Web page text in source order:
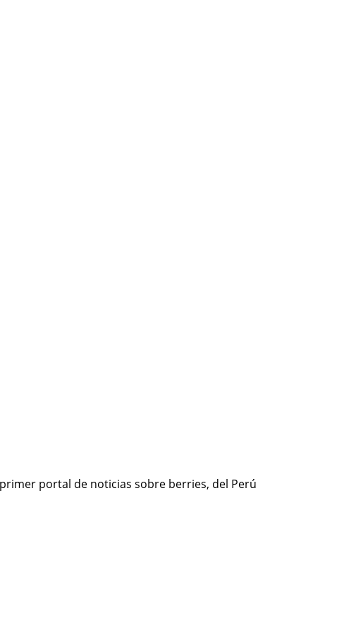
portal de noticias sobre berries, del Perú